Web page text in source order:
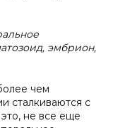
эмбрион,
чем
сталкиваются с
не все еще